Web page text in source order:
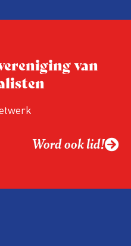
de ontvanger
nieuwe verzuiling?
omgaan met
macht?
van
Word ook lid!